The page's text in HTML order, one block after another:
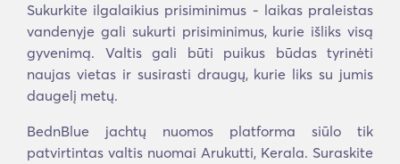
Sukurkite ilgalaikius prisiminimus - laikas praleistas
vandenyje gali sukurti prisiminimus, kurie išliks visą
gyvenimą. Valtis gali būti puikus būdas tyrinėti
naujas vietas ir susirasti draugų, kurie liks su jumis
daugelį metų.
BednBlue jachtų nuomos platforma siūlo tik
patvirtintas valtis nuomai Arukutti, Kerala. Suraskite